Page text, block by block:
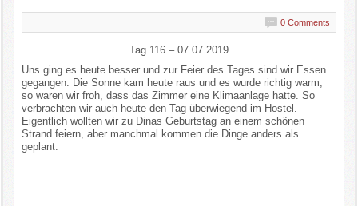
0 Comments
Tag 116 – 07.07.2019
Uns ging es heute besser und zur Feier des Tages sind wir Essen
gegangen. Die Sonne kam heute raus und es wurde richtig warm,
so waren wir froh, dass das Zimmer eine Klimaanlage hatte. So
verbrachten wir auch heute den Tag überwiegend im Hostel.
Eigentlich wollten wir zu Dinas Geburtstag an einem schönen
Strand feiern, aber manchmal kommen die Dinge anders als
geplant.